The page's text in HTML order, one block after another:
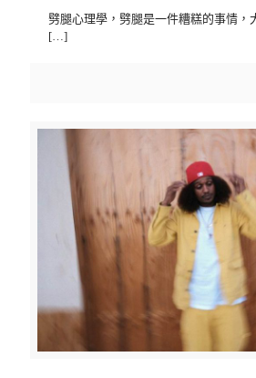
劈腿心理學，劈腿是一件糟糕的事情，
[…]